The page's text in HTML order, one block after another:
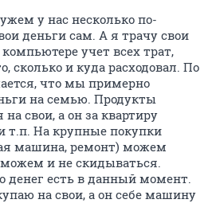
у нас несколько по-
деньги сам. А я трачу свои
учет всех трат,
сколько и куда расходовал. По
что мы примерно
на семью. Продукты
свои, а он за квартиру
т.п. На крупные покупки
машина, ремонт) можем
и не скидываться.
денег есть в данный момент.
на свои, а он себе машину